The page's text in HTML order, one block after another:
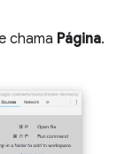
chama Página.